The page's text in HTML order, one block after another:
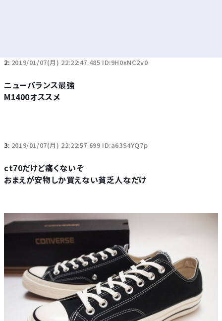
2: 2019/01/07(月) 22:22:47.485 ID:9H0xNC2v0
ニューバランス最強
M1400オススメ
3: 2019/01/07(月) 22:22:57.699 ID:a63S4YQ7p
ct70だけど痛くないぞ
おまえが安物しか買えない貧乏人なだけ